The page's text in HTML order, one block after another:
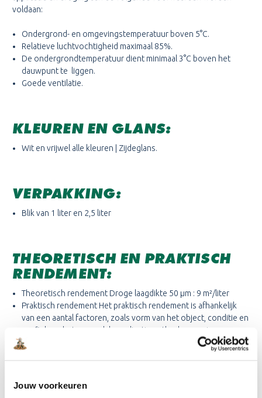
Jouw voorkeuren
voldaan:
Ondergrond- en omgevingstemperatuur boven 5°C.
Relatieve luchtvochtigheid maximaal 85%.
De ondergrondtemperatuur dient minimaal 3°C boven het
dauwpunt te liggen.
Goede ventilatie.
KLEUREN EN GLANS:
Wit en vrijwel alle kleuren | Zijdeglans.
VERPAKKING:
Blik van 1 liter en 2,5 liter
THEORETISCH EN PRAKTISCH
RENDEMENT:
Theoretisch rendement Droge laagdikte 50 µm : 9 m²/liter
Praktisch rendement Het praktisch rendement is afhankelijk
van een aantal factoren, zoals vorm van het object, conditie en
profiel van het oppervlak, applicatiemethode, ervaring en
weersomstandigheden
ADVIES VAN DE SPECIALIST: